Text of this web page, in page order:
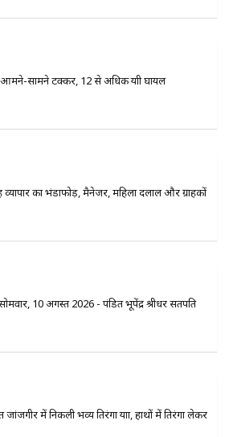
सामने टक्कर, 12 से अधिक यात्री घायल
का भंडाफोड़, मैनेजर, महिला दलाल और ग्राहकों
10 अगस्त 2026 - पंडित भूपेंद्र श्रीधर सतपति
में निकली भव्य तिरंगा यात्रा, हाथों में तिरंगा लेकर